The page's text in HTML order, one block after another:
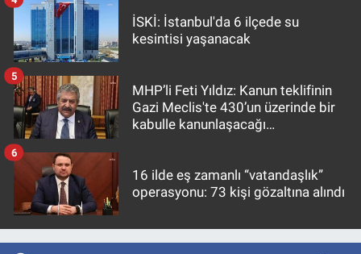
İSKİ: İstanbul'da 6 ilçede su
kesintisi yaşanacak
MHP’li Feti Yıldız: Kanun teklifinin
Gazi Meclis'te 430’un üzerinde bir
kabulle kanunlaşacağı
5
16 ilde eş zamanlı “vatandaşlık”
operasyonu: 73 kişi gözaltına alındı
6